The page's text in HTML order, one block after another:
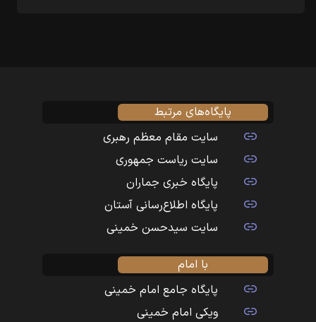
پایگاه‌های مرتبط
سایت مقام معظم رهبری
سایت ریاست جمهوری
پایگاه خبری جماران
پایگاه اطلاع‌رسانی آستان
سایت سیدحسن خمینی
با امام
پایگاه جامع امام خمینی
ویکی امام خمینی